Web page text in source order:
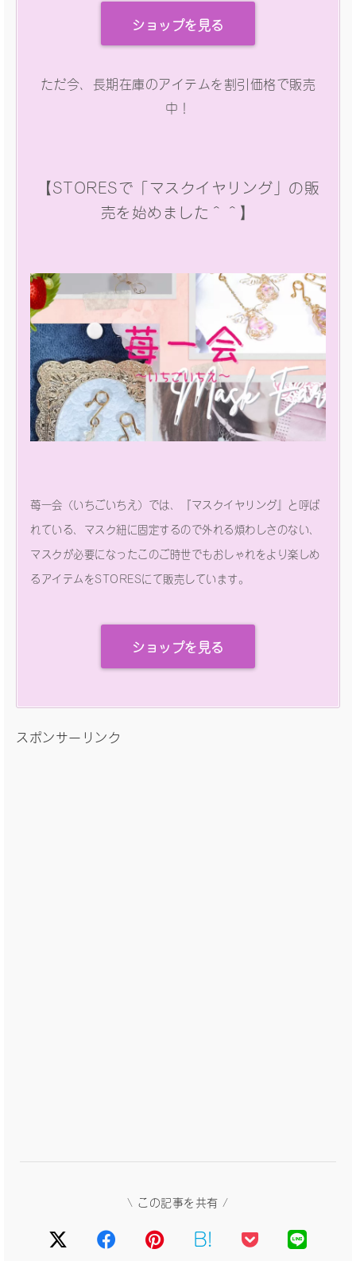
ショップを見る
ただ今、長期在庫のアイテムを割引価格で販売
中！
【STORESで「マスクイヤリング」の販
売を始めました＾＾】
苺一会（いちごいちえ）では、『マスクイヤリング』と呼ば
れている、マスク紐に固定するので外れる煩わしさのない、
マスクが必要になったこのご時世でもおしゃれをより楽しめ
るアイテムをSTORESにて販売しています。
ショップを見る
スポンサーリンク
\ この記事を共有 /
B!